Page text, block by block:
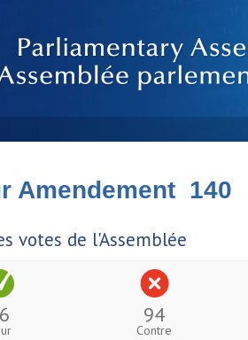
Amendement 140
votes de l'Assemblée
94
Contre